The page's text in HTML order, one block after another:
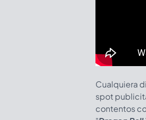
Cualquiera
spot
contentos